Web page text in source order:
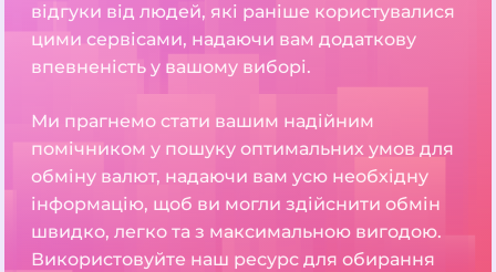
відгуки від людей, які раніше користувалися
цими сервісами, надаючи вам додаткову
впевненість у вашому виборі.
Ми прагнемо стати вашим надійним
помічником у пошуку оптимальних умов для
обміну валют, надаючи вам усю необхідну
інформацію, щоб ви могли здійснити обмін
швидко, легко та з максимальною вигодою.
Використовуйте наш ресурс для обирання